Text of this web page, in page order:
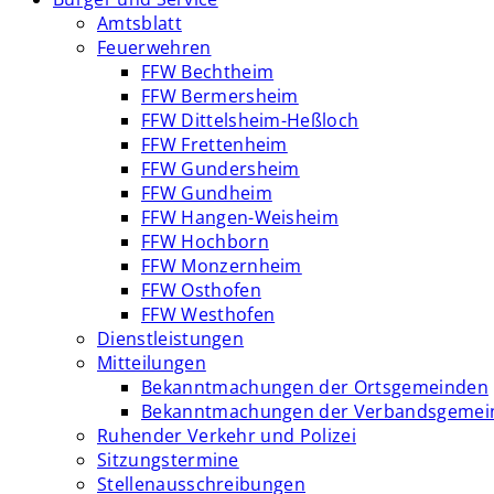
Amtsblatt
Feuerwehren
FFW Bechtheim
FFW Bermersheim
FFW Dittelsheim-Heßloch
FFW Frettenheim
FFW Gundersheim
FFW Gundheim
FFW Hangen-Weisheim
FFW Hochborn
FFW Monzernheim
FFW Osthofen
FFW Westhofen
Dienstleistungen
Mitteilungen
Bekanntmachungen der Ortsgemeinden
Bekanntmachungen der
Ruhender Verkehr und Polizei
Sitzungstermine
Stellenausschreibungen